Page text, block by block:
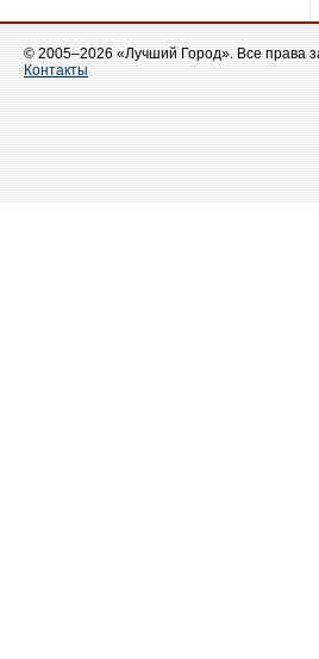
© 2005–2026 «Лучший Город». Все права
Контакты